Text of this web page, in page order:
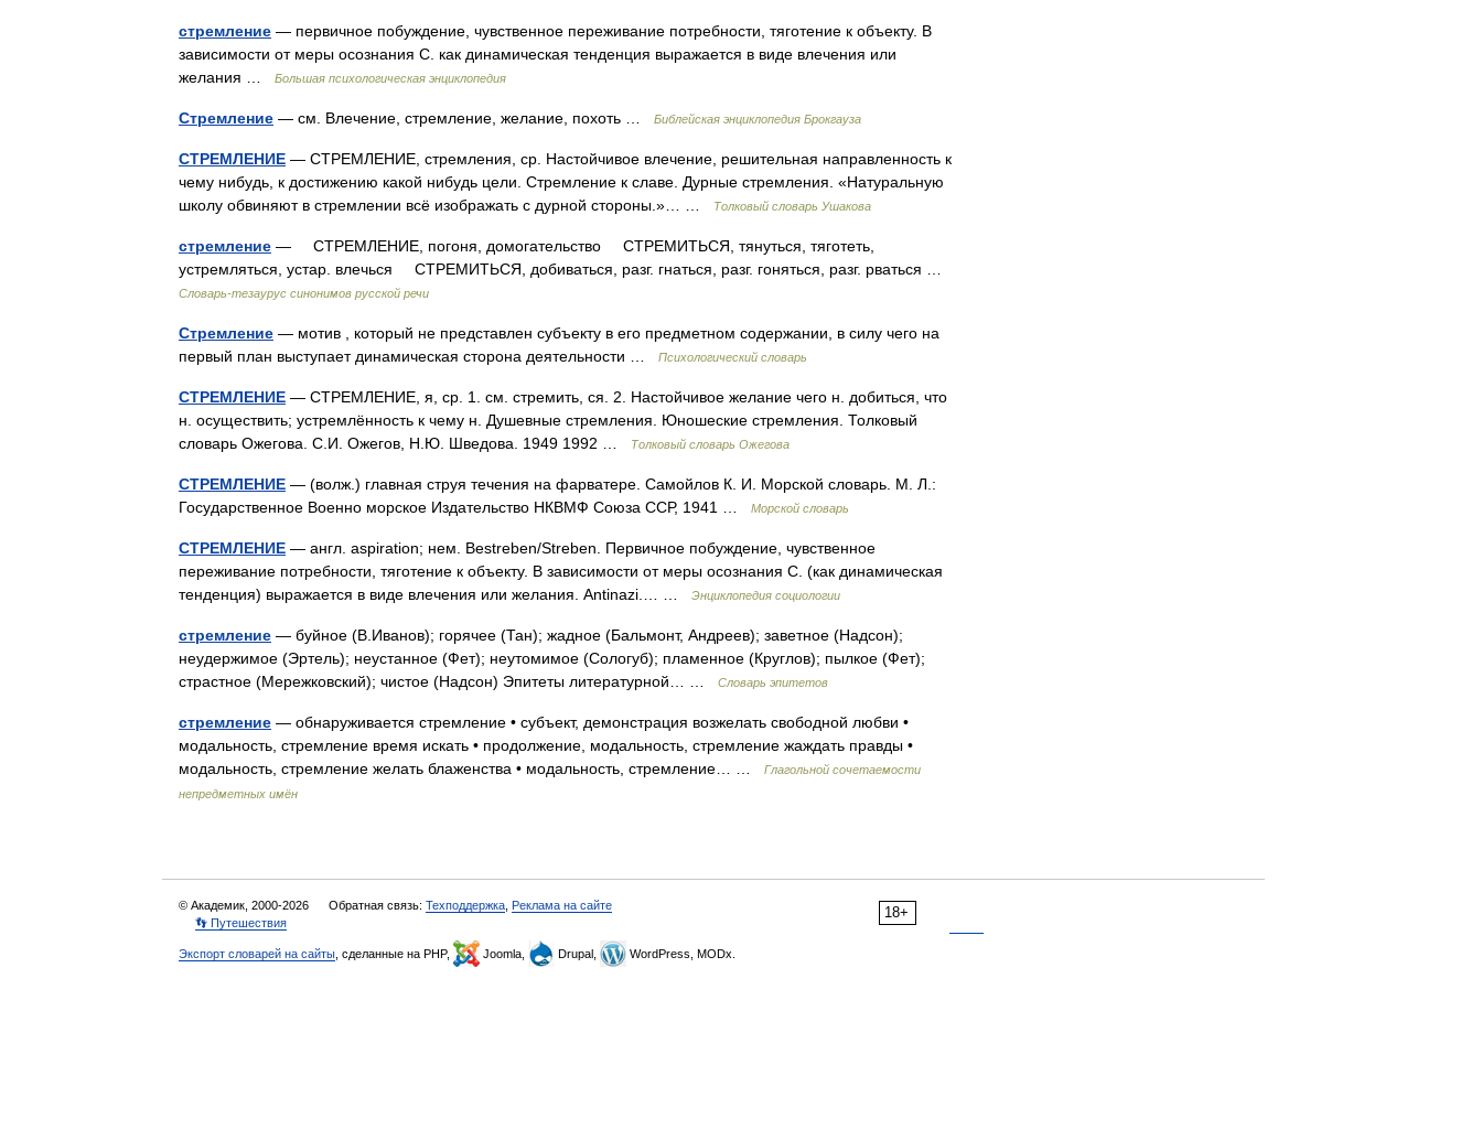
стремление — первичное побуждение, чувственное переживание потребности, тяготение к объекту. В
зависимости от меры осознания С. как динамическая тенденция выражается в виде влечения или
желания …
Большая психологическая энциклопедия
Стремление — см. Влечение, стремление, желание, похоть … Библейская энциклопедия Брокгауза
СТРЕМЛЕНИЕ — СТРЕМЛЕНИЕ, стремления, ср. Настойчивое влечение, решительная направленность к
чему нибудь, к достижению какой нибудь цели. Стремление к славе. Дурные стремления. «Натуральную
школу обвиняют в стремлении всё изображать с дурной стороны.»… …
Толковый словарь Ушакова
стремление — СТРЕМЛЕНИЕ, погоня, домогательство СТРЕМИТЬСЯ, тянуться, тяготеть,
устремляться, устар. влечься СТРЕМИТЬСЯ, добиваться, разг. гнаться, разг. гоняться, разг. рваться …
Словарь-тезаурус синонимов русской речи
Стремление — мотив , который не представлен субъекту в его предметном содержании, в силу чего на
первый план выступает динамическая сторона деятельности …
Психологический словарь
СТРЕМЛЕНИЕ — СТРЕМЛЕНИЕ, я, ср. 1. см. стремить, ся. 2. Настойчивое желание чего н. добиться, что
н. осуществить; устремлённость к чему н. Душевные стремления. Юношеские стремления. Толковый
словарь Ожегова. С.И. Ожегов, Н.Ю. Шведова. 1949 1992 …
Толковый словарь Ожегова
СТРЕМЛЕНИЕ — (волж.) главная струя течения на фарватере. Самойлов К. И. Морской словарь. М. Л.:
Государственное Военно морское Издательство НКВМФ Союза ССР, 1941 …
Морской словарь
СТРЕМЛЕНИЕ — англ. aspiration; нем. Bestreben/Streben. Первичное побуждение, чувственное
переживание потребности, тяготение к объекту. В зависимости от меры осознания С. (как динамическая
тенденция) выражается в виде влечения или желания. Antinazi.… …
Энциклопедия социологии
стремление — буйное (В.Иванов); горячее (Тан); жадное (Бальмонт, Андреев); заветное (Надсон);
неудержимое (Эртель); неустанное (Фет); неутомимое (Сологуб); пламенное (Круглов); пылкое (Фет);
страстное (Мережковский); чистое (Надсон) Эпитеты литературной… …
Словарь эпитетов
стремление — обнаруживается стремление • субъект, демонстрация возжелать свободной любви •
модальность, стремление время искать • продолжение, модальность, стремление жаждать правды •
модальность, стремление желать блаженства • модальность, стремление… …
Глагольной сочетаемости
непредметных имён
18+
© Академик, 2000-2026 Обратная связь: Техподдержка Реклама на сайте
👣 Путешествия
Экспорт словарей на сайты , сделанные на PHP, Joomla, Drupal, WordPress, MODx.